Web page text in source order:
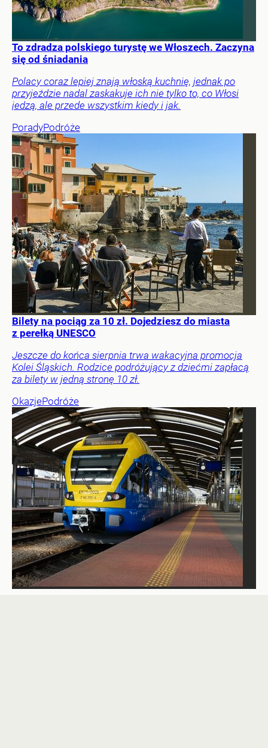
To zdradza polskiego turystę we Włoszech. Zaczyna
się od śniadania
Polacy coraz lepiej znają włoską kuchnię, jednak po
przyjeździe nadal zaskakuje ich nie tylko to, co Włosi
jedzą, ale przede wszystkim kiedy i jak.
PoradyPodróże
Bilety na pociąg za 10 zł. Dojedziesz do miasta
z perełką UNESCO
Jeszcze do końca sierpnia trwa wakacyjna promocja
Kolei Śląskich. Rodzice podróżujący z dziećmi zapłacą
za bilety w jedną stronę 10 zł.
OkazjePodróże